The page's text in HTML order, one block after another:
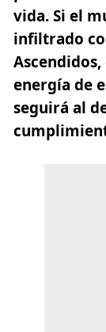
vida. Si el
infiltrado
energía de
seguirá al